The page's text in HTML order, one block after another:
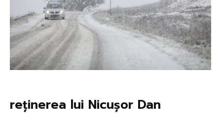
reținerea lui Nicușor Dan